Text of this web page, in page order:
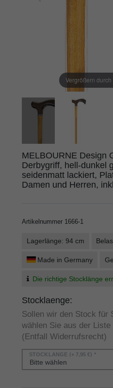
Vergrößern
MELBOURNE Design
Derbygriff, hell-dunkel
seidenmatt lackiert,
Damen und Herren,
Artikelnummer 1666-1
Lagerlänge: 94 cm
Made in Germany
Die richtige Stocklänge
Stocklaenge:
Sollen wir den Stock für
wählen Sie aus der Liste
(Entfall Widerrufsrecht)
STOCKLÄNGE (+ 7,95 €) *